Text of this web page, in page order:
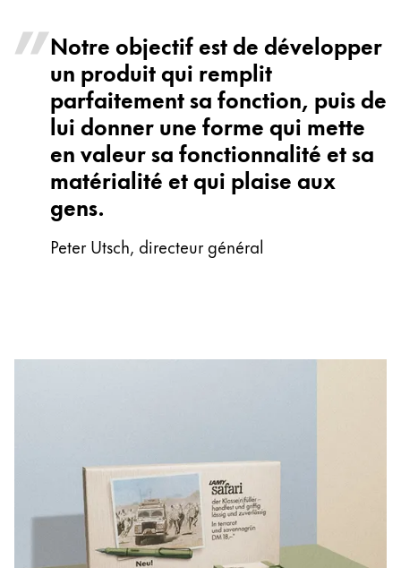
Notre objectif est de développer
un produit qui remplit
parfaitement sa fonction, puis de
lui donner une forme qui mette
en valeur sa fonctionnalité et sa
matérialité et qui plaise aux
gens.
Peter Utsch, directeur général